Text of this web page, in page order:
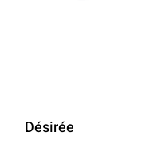
Désirée